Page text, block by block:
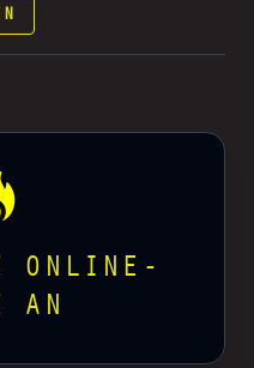
ONLINE-
AN